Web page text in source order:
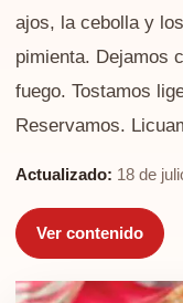
ajos, la cebolla y
pimienta. Dejamos
fuego. Tostamos
Reservamos.
Actualizado: 18 de
Ver contenido